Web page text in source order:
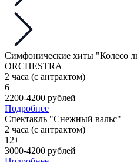
Симфонические хиты "Колесо
ORCHESTRA
2 часа (с антрактом)
6+
2200-4200 рублей
Подробнее
Спектакль "Снежный вальс"
2 часа (с антрактом)
12+
3000-4200 рублей